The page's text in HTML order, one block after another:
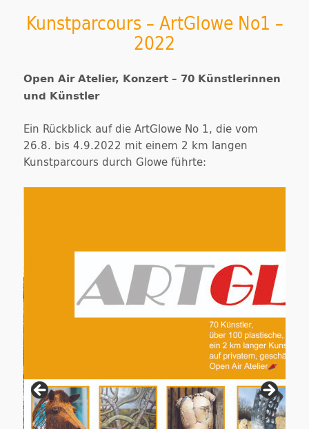
Kunstparcours – ArtGlowe No1 –
2022
Open Air Atelier, Konzert – 70 Künstlerinnen
und Künstler
Ein Rückblick auf die ArtGlowe No 1, die vom
26.8. bis 4.9.2022 mit einem 2 km langen
Kunstparcours durch Glowe führte: